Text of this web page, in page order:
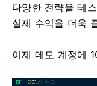
다양한 전략을 테
실제 수익을 더욱
이제 데모 계정에